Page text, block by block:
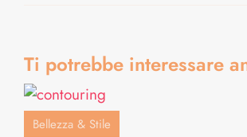
Ti potrebbe interessare
Bellezza & Stile